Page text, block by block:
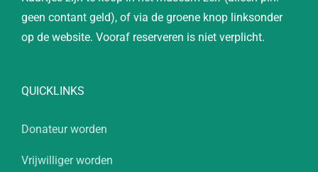
geen contant geld), of via de groene knop linksonder
op de website. Vooraf reserveren is niet verplicht.
QUICKLINKS
Donateur worden
Vrijwilliger worden